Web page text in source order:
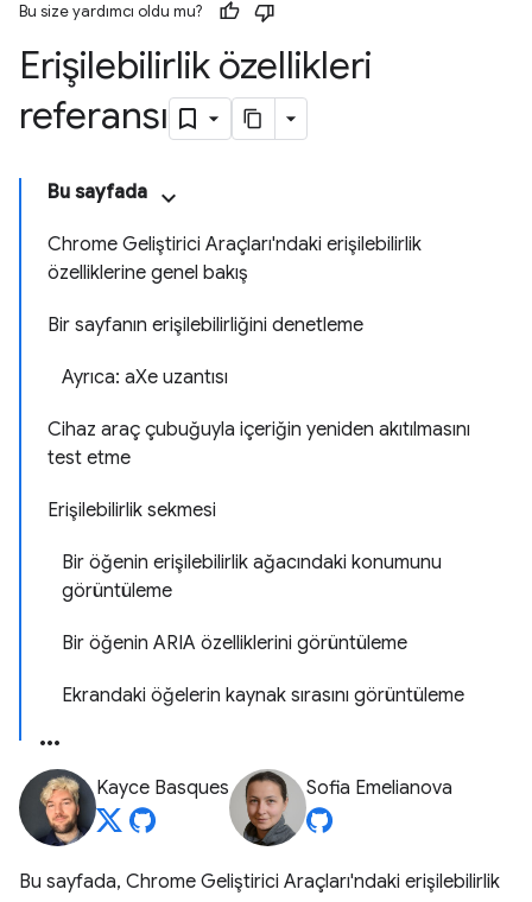
Bu size yardımcı oldu mu?
Erişilebilirlik özellikleri
referansı
Bu sayfada
Chrome Geliştirici Araçları'ndaki erişilebilirlik
özelliklerine genel bakış
Bir sayfanın erişilebilirliğini denetleme
Ayrıca: aXe uzantısı
Cihaz araç çubuğuyla içeriğin yeniden akıtılmasını
test etme
Erişilebilirlik sekmesi
Bir öğenin erişilebilirlik ağacındaki konumunu
görüntüleme
Bir öğenin ARIA özelliklerini görüntüleme
Ekrandaki öğelerin kaynak sırasını görüntüleme
Kayce Basques Sofia Emelianova
Bu sayfada, Chrome Geliştirici Araçları'ndaki erişilebilirlik